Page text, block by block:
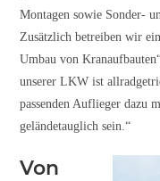
Montagen sowie Sonder-
Zusätzlich betreiben wir
Umbau von
unserer LKW ist
passenden Auflieger dazu
geländetauglich sein.“
Von